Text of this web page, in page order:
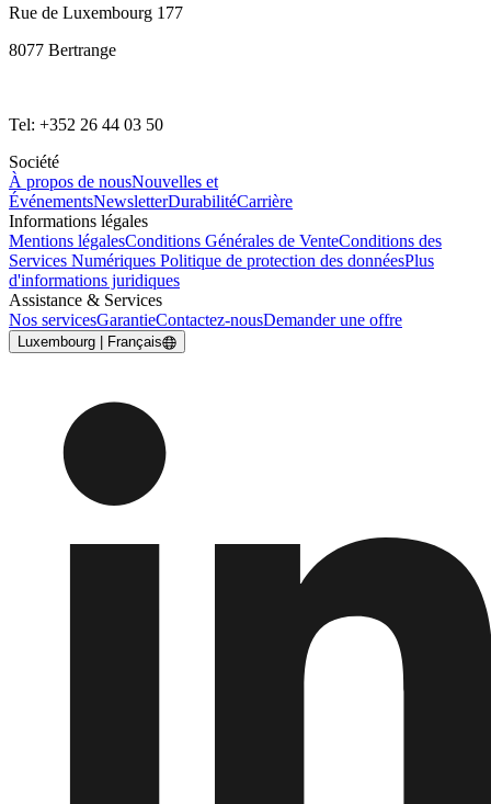
Rue de Luxembourg 177
8077 Bertrange
Tel: +352 26 44 03 50
Société
À propos de nousNouvelles et
ÉvénementsNewsletterDurabilitéCarrière
Informations légales
Mentions légalesConditions Générales de VenteConditions des
Services Numériques Politique de protection des donnéesPlus
d'informations juridiques
Assistance & Services
Nos servicesGarantieContactez-nousDemander une offre
Luxembourg | Français